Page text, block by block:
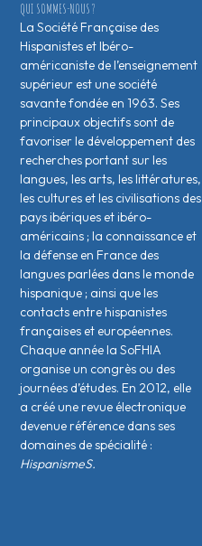
QUI SOMMES-NOUS ?
La Société Française des
Hispanistes et Ibéro-
américaniste de l’enseignement
supérieur est une société
savante fondée en 1963. Ses
principaux objectifs sont de
favoriser le développement des
recherches portant sur les
langues, les arts, les littératures,
les cultures et les civilisations des
pays ibériques et ibéro-
américains ; la connaissance et
la défense en France des
langues parlées dans le monde
hispanique ; ainsi que les
contacts entre hispanistes
français·es et européen·nes.
Chaque année la SoFHIA
organise un congrès ou des
journées d’études. En 2012, elle
a créé une revue électronique
devenue référence dans ses
domaines de spécialité :
HispanismeS.